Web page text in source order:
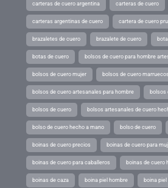
carteras de cuero argentina carteras de cuero
carteras argentinas de cuero cartera de cuero
brazaletes de cuero brazalete de cuero
botas de cuero bolsos de cuero para hombre
bolsos de cuero mujer bolsos de cuero marruecos
bolsos de cuero artesanales para hombre bolsos
bolsos de cuero bolsos artesanales de cuero
bolso de cuero hecho a mano bolso de cuero
boinas de cuero precios boinas de cuero para
boinas de cuero para caballeros boinas de cuero
boinas de caza boina piel hombre boina piel